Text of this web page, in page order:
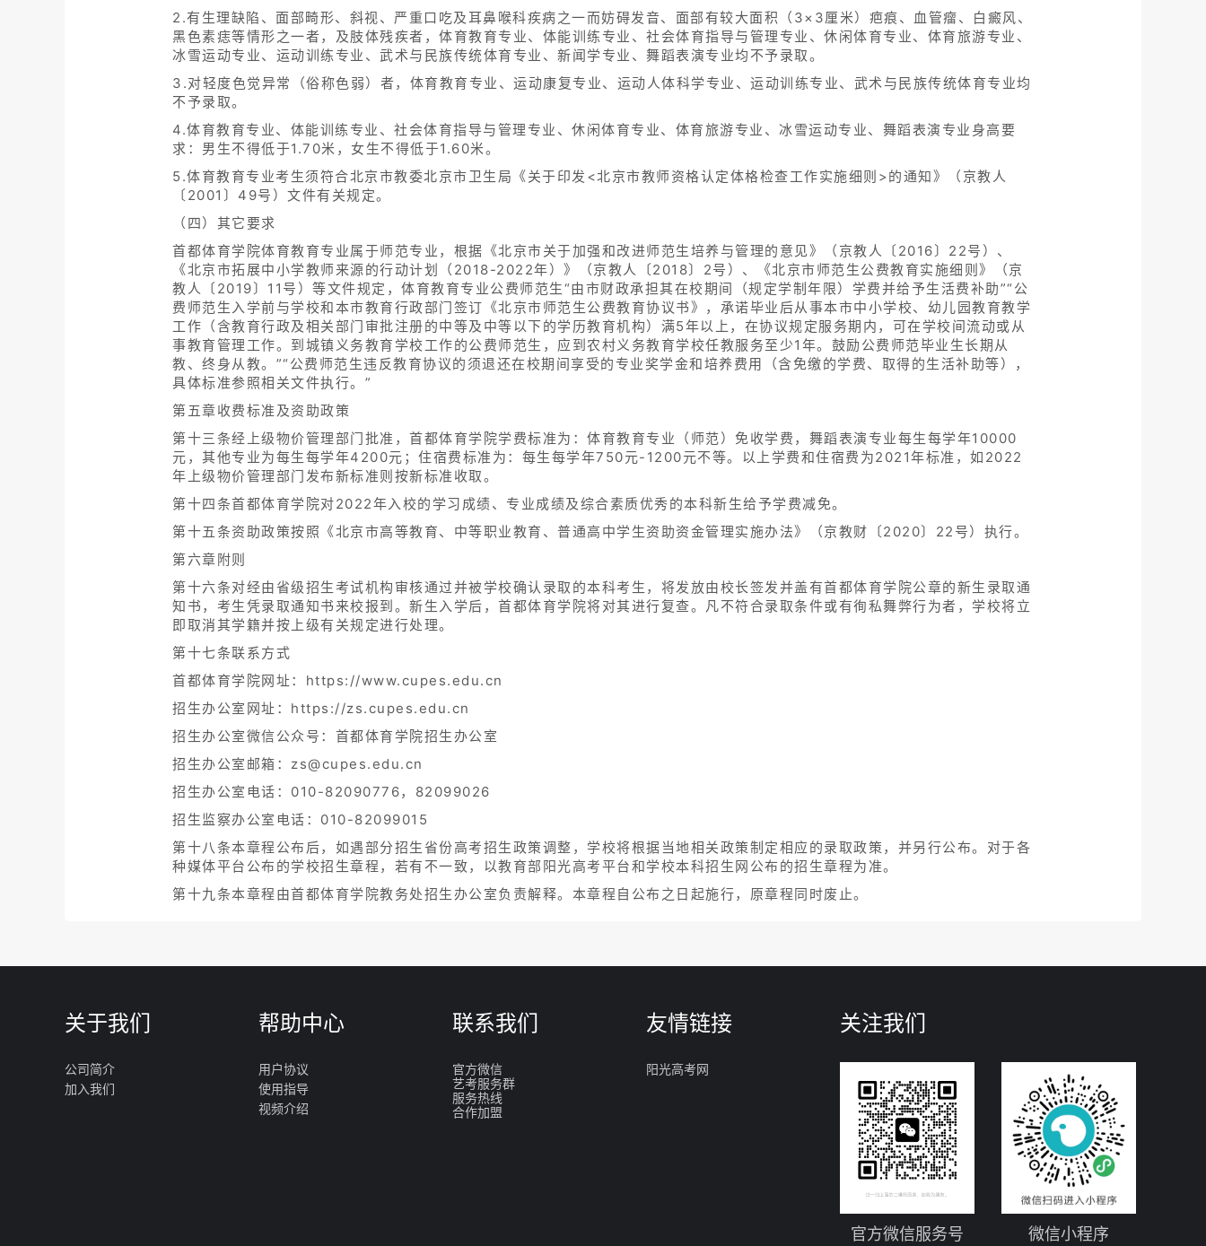
2.有生理缺陷、面部畸形、斜视、严重口吃及耳鼻喉科疾病之一而妨碍发音、面部有较大面积（3×3厘米）疤痕、血管瘤、白癜风、
黑色素痣等情形之一者，及肢体残疾者，体育教育专业、体能训练专业、社会体育指导与管理专业、休闲体育专业、体育旅游专业、
冰雪运动专业、运动训练专业、武术与民族传统体育专业、新闻学专业、舞蹈表演专业均不予录取。
3.对轻度色觉异常（俗称色弱）者，体育教育专业、运动康复专业、运动人体科学专业、运动训练专业、武术与民族传统体育专业均
不予录取。
4.体育教育专业、体能训练专业、社会体育指导与管理专业、休闲体育专业、体育旅游专业、冰雪运动专业、舞蹈表演专业身高要
求：男生不得低于1.70米，女生不得低于1.60米。
5.体育教育专业考生须符合北京市教委北京市卫生局《关于印发<北京市教师资格认定体格检查工作实施细则>的通知》（京教人
〔2001〕49号）文件有关规定。
（四）其它要求
首都体育学院体育教育专业属于师范专业，根据《北京市关于加强和改进师范生培养与管理的意见》（京教人〔2016〕22号）、
《北京市拓展中小学教师来源的行动计划（2018-2022年）》（京教人〔2018〕2号）、《北京市师范生公费教育实施细则》（京
教人〔2019〕11号）等文件规定，体育教育专业公费师范生“由市财政承担其在校期间（规定学制年限）学费并给予生活费补助”“公
费师范生入学前与学校和本市教育行政部门签订《北京市师范生公费教育协议书》，承诺毕业后从事本市中小学校、幼儿园教育教学
工作（含教育行政及相关部门审批注册的中等及中等以下的学历教育机构）满5年以上，在协议规定服务期内，可在学校间流动或从
事教育管理工作。到城镇义务教育学校工作的公费师范生，应到农村义务教育学校任教服务至少1年。鼓励公费师范毕业生长期从
教、终身从教。”“公费师范生违反教育协议的须退还在校期间享受的专业奖学金和培养费用（含免缴的学费、取得的生活补助等），
具体标准参照相关文件执行。”
第五章收费标准及资助政策
第十三条经上级物价管理部门批准，首都体育学院学费标准为：体育教育专业（师范）免收学费，舞蹈表演专业每生每学年10000
元，其他专业为每生每学年4200元；住宿费标准为：每生每学年750元-1200元不等。以上学费和住宿费为2021年标准，如2022
年上级物价管理部门发布新标准则按新标准收取。
第十四条首都体育学院对2022年入校的学习成绩、专业成绩及综合素质优秀的本科新生给予学费减免。
第十五条资助政策按照《北京市高等教育、中等职业教育、普通高中学生资助资金管理实施办法》（京教财〔2020〕22号）执行。
第六章附则
第十六条对经由省级招生考试机构审核通过并被学校确认录取的本科考生，将发放由校长签发并盖有首都体育学院公章的新生录取通
知书，考生凭录取通知书来校报到。新生入学后，首都体育学院将对其进行复查。凡不符合录取条件或有徇私舞弊行为者，学校将立
即取消其学籍并按上级有关规定进行处理。
第十七条联系方式
首都体育学院网址：https://www.cupes.edu.cn
招生办公室网址：https://zs.cupes.edu.cn
招生办公室微信公众号：首都体育学院招生办公室
招生办公室邮箱：zs@cupes.edu.cn
招生办公室电话：010-82090776，82099026
招生监察办公室电话：010-82099015
第十八条本章程公布后，如遇部分招生省份高考招生政策调整，学校将根据当地相关政策制定相应的录取政策，并另行公布。对于各
种媒体平台公布的学校招生章程，若有不一致，以教育部阳光高考平台和学校本科招生网公布的招生章程为准。
第十九条本章程由首都体育学院教务处招生办公室负责解释。本章程自公布之日起施行，原章程同时废止。
关于我们
公司简介
加入我们
帮助中心
用户协议
使用指导
视频介绍
联系我们
官方微信
艺考服务群
服务热线
合作加盟
友情链接
阳光高考网
关注我们
官方微信服务号 微信小程序